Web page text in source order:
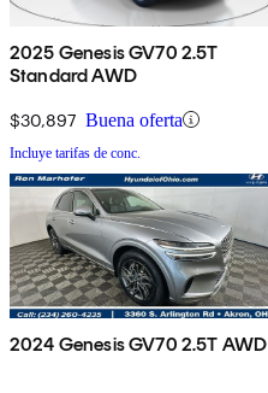
2025 Genesis GV70 2.5T
Standard AWD
$30,897 Buena oferta
Incluye tarifas de conc.
2024 Genesis GV70 2.5T AWD